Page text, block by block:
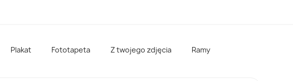
Plakat Fototapeta Z twojego zdjęcia Ramy